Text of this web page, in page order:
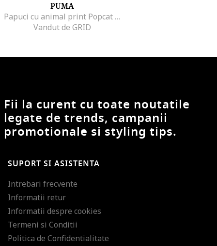
PUMA
Papuci cu animal print Popcat 20 I Am The Drama, Negru/Bej
Vandut de GRID
Fii la curent cu toate noutatile
legate de trends, campanii
promotionale si styling tips.
SUPORT SI ASISTENTA
Intrebari frecvente
Informatii retur
Informatii despre cookies
Termeni si Conditii
Politica de Confidentialitate